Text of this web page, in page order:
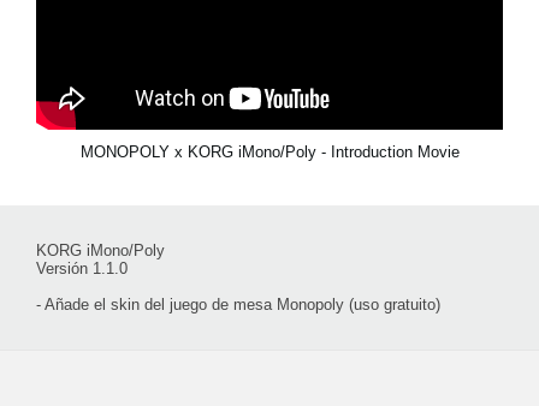
MONOPOLY x KORG iMono/Poly - Introduction Movie
KORG iMono/Poly
Versión 1.1.0
- Añade el skin del juego de mesa Monopoly (uso gratuito)